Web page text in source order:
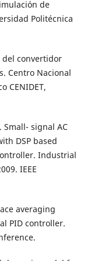
de
Politécnica
del convertidor
Centro Nacional
CENIDET,
Small- signal AC
DSP based
Industrial
IEEE
averaging
PID controller.